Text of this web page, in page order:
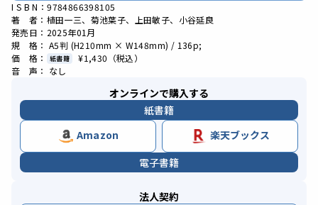
I S B N：9784866398105
著 者：植田一三、菊池葉子、上田敏子、小谷延良
発売日：2025年01月
規 格： A5判 (H210mm × W148mm) / 136p;
価 格：
紙書籍 ¥1,430 （税込）
音 声： なし
オンラインで購入する
紙書籍
Amazon
楽天ブックス
電子書籍
法人契約